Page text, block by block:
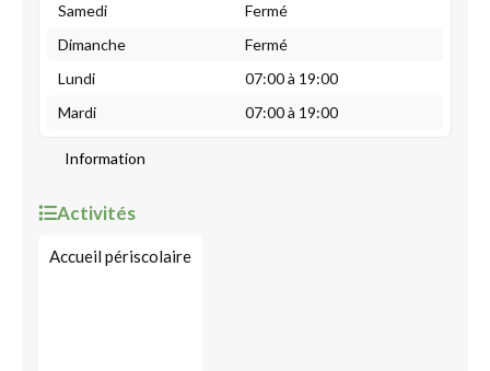
Samedi
Fermé
Dimanche
Fermé
Lundi
07:00 à 19:00
Mardi
07:00 à 19:00
Information
Activités
Accueil périscolaire